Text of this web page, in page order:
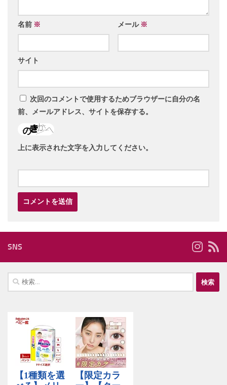
名前 ※ メール ※
サイト
次回のコメントで使用するためブラウザーに自分の名
前、メールアドレス、サイトを保存する。
上に表示された文字を入力してください。
SNS
検
索: